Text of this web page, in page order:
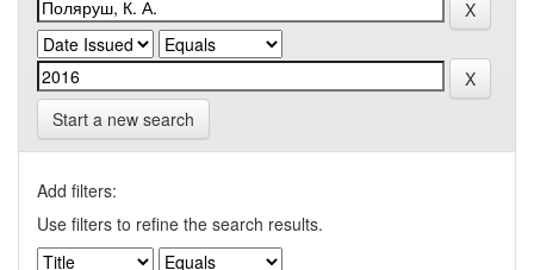
Start a new search
Add filters:
Use filters to refine the search results.